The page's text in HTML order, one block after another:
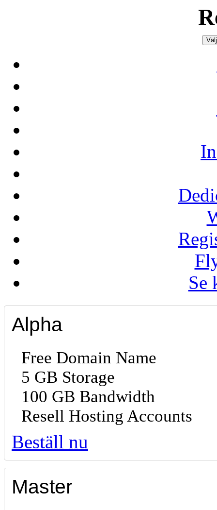
Se
Alpha
Free Domain Name
5 GB Storage
100 GB Bandwidth
Resell Hosting Accounts
Beställ nu
Master